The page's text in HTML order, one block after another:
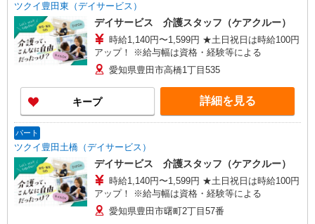
ツクイ豊田東（デイサービス）
デイサービス 介護スタッフ（ケアクルー）
時給1,140円〜1,599円 ★土日祝日は時給100円
アップ！ ※給与幅は資格・経験等による
愛知県豊田市高橋1丁目535
キープ 詳細を見る
パート
ツクイ豊田土橋（デイサービス）
デイサービス 介護スタッフ（ケアクルー）
時給1,140円〜1,599円 ★土日祝日は時給100円
アップ！ ※給与幅は資格・経験等による
愛知県豊田市曙町2丁目57番